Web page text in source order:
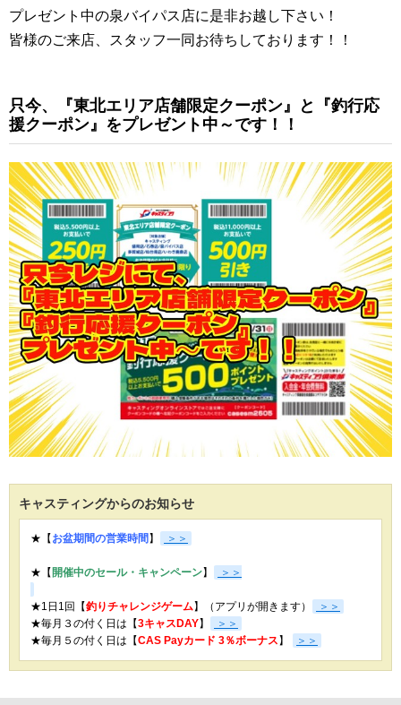
プレゼント中の泉バイパス店に是非お越し下さい！
皆様のご来店、スタッフ一同お待ちしております！！
只今、『東北エリア店舗限定クーポン』と『釣行応
援クーポン』をプレゼント中～です！！
キャスティングからのお知らせ
★【お盆期間の営業時間】 ＞＞
★【開催中のセール・キャンペーン】 ＞＞
★1日1回【釣りチャレンジゲーム】（アプリが開きます）
＞＞
★毎月３の付く日は【3キャスDAY】
＞＞
★毎月５の付く日は【CAS Payカード 3％ボーナス】 ＞＞